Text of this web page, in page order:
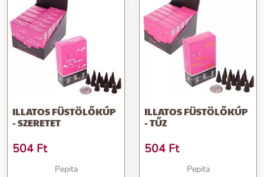
ILLATOS FÜSTÖLŐKÚP
- SZERETET
504 Ft
Pepita
ILLATOS FÜSTÖLŐKÚP
- TŰZ
504 Ft
Pepita